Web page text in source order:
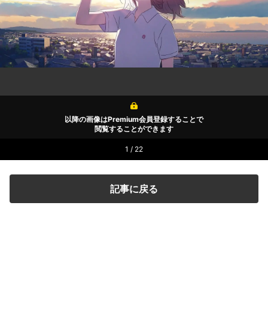
以降の画像はPremium会員登録することで
閲覧することができます
1 / 22
記事に戻る